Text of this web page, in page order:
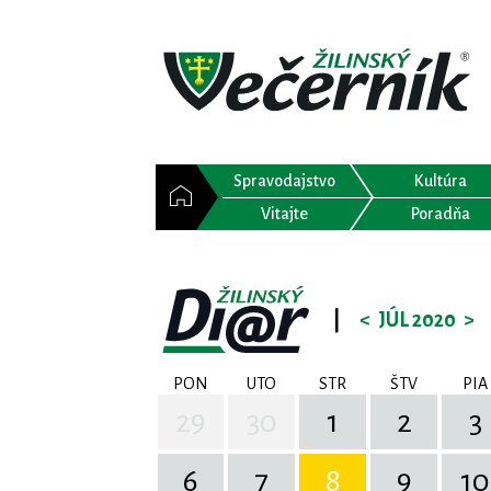
Spravodajstvo
Kultúra
Vitajte
Poradňa
< JÚL 2020 >
PON UTO STR ŠTV PIA
1 2
3
6
7 8 9 10